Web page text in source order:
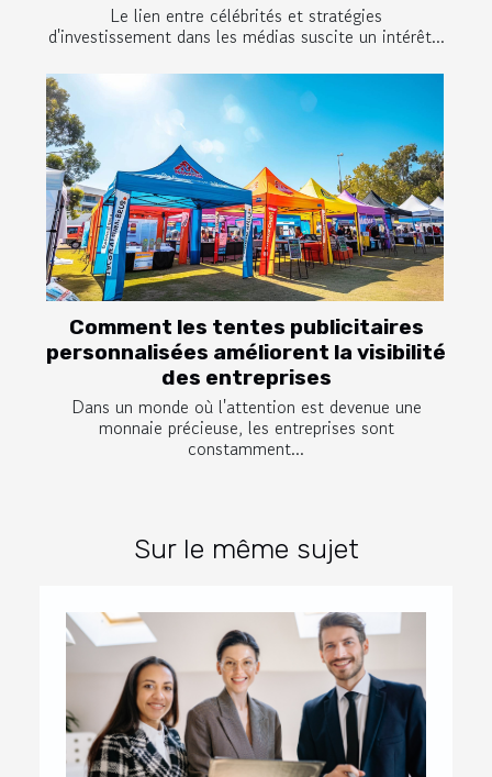
Le lien entre célébrités et stratégies
d'investissement dans les médias suscite un intérêt...
Comment les tentes publicitaires
personnalisées améliorent la visibilité
des entreprises
Dans un monde où l'attention est devenue une
monnaie précieuse, les entreprises sont
constamment...
Sur le même sujet